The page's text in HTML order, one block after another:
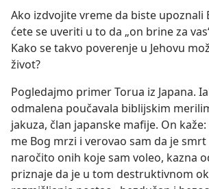
Ako izdvojite vreme da biste upoznali
ćete se uveriti u to da „on brine za
Kako se takvo poverenje u Jehovu
život?
Pogledajmo primer Torua iz Japana.
odmalena poučavala biblijskim
jakuza, član japanske mafije. On
me Bog mrzi i verovao sam da je
naročito onih koje sam voleo, kazna
priznaje da je u tom destruktivnom